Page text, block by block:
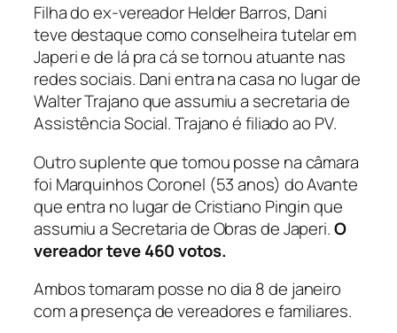
Filha do ex-vereador Helder Barros, Dani
teve destaque como conselheira tutelar em
Japeri e de lá pra cá se tornou atuante nas
redes sociais. Dani entra na casa no lugar de
Walter Trajano que assumiu a secretaria de
Assistência Social. Trajano é filiado ao PV.
Outro suplente que tomou posse na câmara
foi Marquinhos Coronel (53 anos) do Avante
que entra no lugar de Cristiano Pingin que
assumiu a Secretaria de Obras de Japeri.O
vereador teve 460 votos.
Ambos tomaram posse no dia 8 de janeiro
com a presença de vereadores e familiares.